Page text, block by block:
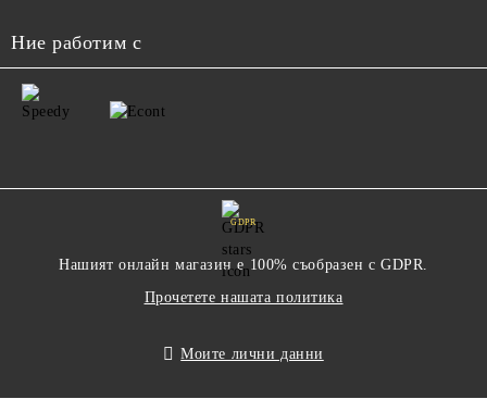
Ние работим с
GDPR
Нашият онлайн магазин е 100% съобразен с GDPR.
Прочетете нашата политика
Моите лични данни